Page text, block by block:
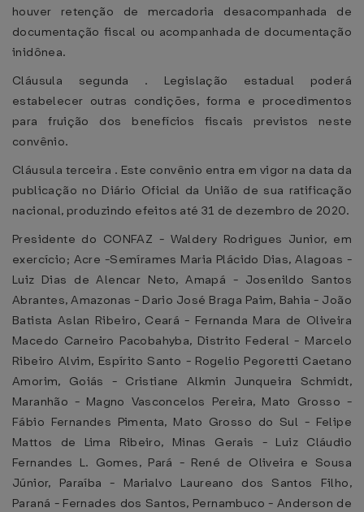
houver retenção de mercadoria desacompanhada de
documentação fiscal ou acompanhada de documentação
inidônea.
Cláusula segunda . Legislação estadual poderá
estabelecer outras condições, forma e procedimentos
para fruição dos benefícios fiscais previstos neste
convênio.
Cláusula terceira . Este convênio entra em vigor na data da
publicação no Diário Oficial da União de sua ratificação
nacional, produzindo efeitos até 31 de dezembro de 2020.
Presidente do CONFAZ - Waldery Rodrigues Junior, em
exercício; Acre -Semírames Maria Plácido Dias, Alagoas -
Luiz Dias de Alencar Neto, Amapá - Josenildo Santos
Abrantes, Amazonas - Dario José Braga Paim, Bahia - João
Batista Aslan Ribeiro, Ceará - Fernanda Mara de Oliveira
Macedo Carneiro Pacobahyba, Distrito Federal - Marcelo
Ribeiro Alvim, Espírito Santo - Rogelio Pegoretti Caetano
Amorim, Goiás - Cristiane Alkmin Junqueira Schmidt,
Maranhão - Magno Vasconcelos Pereira, Mato Grosso -
Fábio Fernandes Pimenta, Mato Grosso do Sul - Felipe
Mattos de Lima Ribeiro, Minas Gerais - Luiz Cláudio
Fernandes L. Gomes, Pará - René de Oliveira e Sousa
Júnior, Paraíba - Marialvo Laureano dos Santos Filho,
Paraná - Fernades dos Santos, Pernambuco - Anderson de